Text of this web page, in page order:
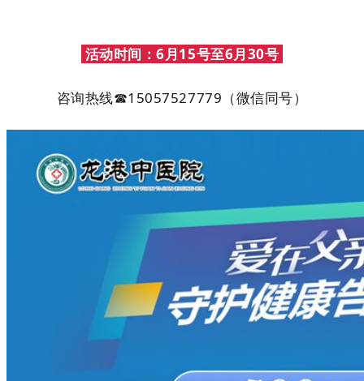
活动时间：6月15号至6月30号
咨询热线☎15057527779（微信同号）